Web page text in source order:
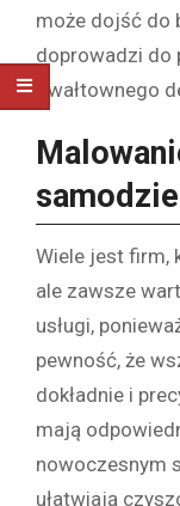
może dojść do
doprowadzi do
gwałtownego
Wiele jest firm,
ale zawsze
usługi,
pewność, że
dokładnie i
mają
nowoczesnym
ułatwiają